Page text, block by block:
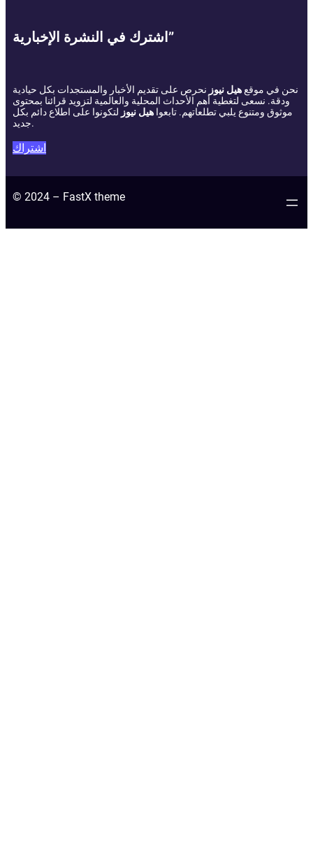
اشترك في النشرة الإخبارية”
نحن في موقعهيل نيوز نحرص على تقديم الأخبار والمستجدات بكل حيادية
ودقة. نسعى لتغطية أهم الأحداث المحلية والعالمية لتزويد قرائنا بمحتوى
موثوق ومتنوع يلبي تطلعاتهم. تابعوا هيل نيوز لتكونوا على اطلاع دائم بكل
جديد.
اشتراك
© 2024 – FastX theme